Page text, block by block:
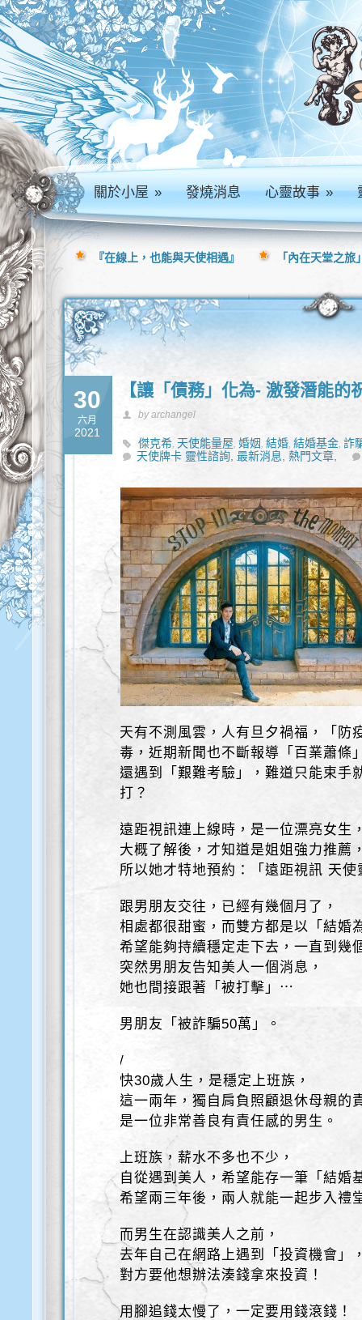
關於小屋» 發燒消息 心靈故事»
30
六月
2021
【讓「債務」化為- 激發潛能的
by archangel
傑克希, 天使能量屋,婚姻,結婚,結婚基金,詐
天使牌卡 靈性諮詢,最新消息,熱門文章,
天有不測風雲，人有旦夕禍福，「防
毒，近期新聞也不斷報導「百業蕭條
還遇到「艱難考驗」，難道只能束手
打？
遠距視訊連上線時，是一位漂亮女生
大概了解後，才知道是姐姐強力推薦
所以她才特地預約：「遠距視訊 天使
跟男朋友交往，已經有幾個月了，
相處都很甜蜜，而雙方都是以「結婚
希望能夠持續穩定走下去，一直到幾
突然男朋友告知美人一個消息，
她也間接跟著「被打擊」⋯
男朋友「被詐騙50萬」。
/
快30歲人生，是穩定上班族，
這一兩年，獨自肩負照顧退休母親的
是一位非常善良有責任感的男生。
上班族，薪水不多也不少，
自從遇到美人，希望能存一筆「結婚
希望兩三年後，兩人就能一起步入禮
而男生在認識美人之前，
去年自己在網路上遇到「投資機會」
對方要他想辦法湊錢拿來投資！
用腳追錢太慢了，一定要用錢滾錢！
『在線上，也能與天使相遇』 「內在天堂之